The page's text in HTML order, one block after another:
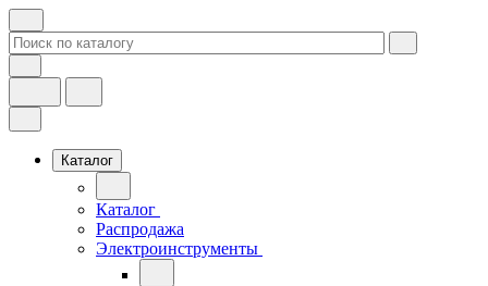
Каталог
Каталог
Распродажа
Электроинструменты